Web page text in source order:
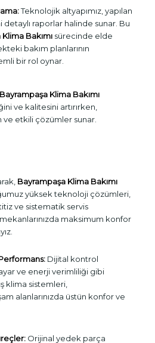
Teknolojik altyapımız, yapılan
raporlar halinde sunar. Bu
Bakımısürecinde elde
bakım planlarının
bir rol oynar.
Bayrampaşa Klima Bakımı
ve kalitesini artırırken,
etkili çözümler sunar.
Bayrampaşa Klima Bakımı
yüksek teknoloji çözümleri,
ve sistematik servis
maksimum konfor
Dijital kontrol
ve enerji verimliliği gibi
klima sistemleri,
alanlarınızda üstün konfor ve
Orijinal yedek parça